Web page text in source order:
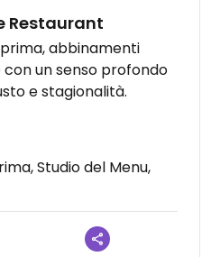
Restaurant
abbinamenti
un senso profondo
e stagionalità.
serata di pioggia.
con il tempo migliore per
Studio del Menu,